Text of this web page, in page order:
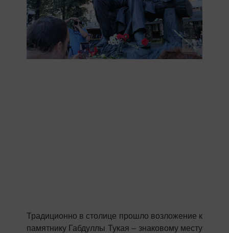
Традиционно в столице прошло возложение к
памятнику Габдуллы Тукая – знаковому месту